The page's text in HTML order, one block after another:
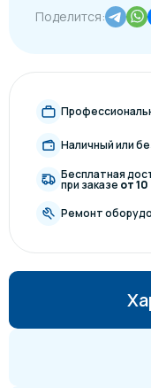
Поделится:
Наличный или
Бесплатная
при заказе от
Ремонт